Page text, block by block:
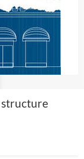
structure